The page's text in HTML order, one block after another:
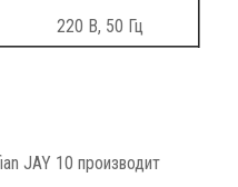
220 В, 50 Гц
JAY 10 производит